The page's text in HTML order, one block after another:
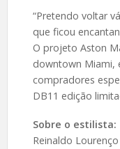
“Pretendo voltar
que ficou
O projeto Aston
downtown Miami,
compradores
DB11 edição
Sobre o estilista:
Reinaldo